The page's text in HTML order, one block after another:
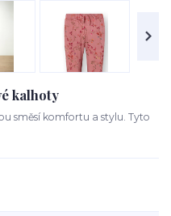
kalhoty
směsí komfortu a stylu. Tyto